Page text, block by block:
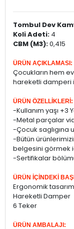
Tombul Dev
Koli Adeti: 4
CBM (M3):0,415
ÜRÜN AÇIKLAMASI:
Çocukların hem
hareketli damperi
ÜRÜN ÖZELLİKLERİ:
-Kullanım yaşı +3
-Metal parçalar
-Çocuk saglıgına
-Bütün
belgesini görmek
-Sertifikalar
ÜRÜN İÇİNDEKİ
Ergonomik tasarım
Hareketli Damper
6 Teker
ÜRÜN AMBALAJI: